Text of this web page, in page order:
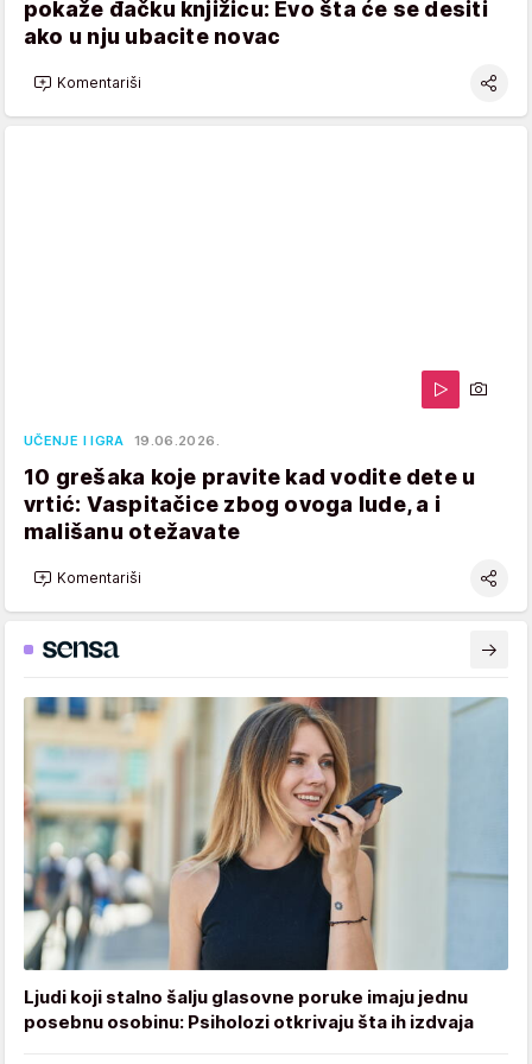
pokaže đačku knjižicu: Evo šta će se desiti
ako u nju ubacite novac
Komentariši
UČENJE I IGRA 19.06.2026.
10 grešaka koje pravite kad vodite dete u
vrtić: Vaspitačice zbog ovoga lude, a i
mališanu otežavate
Komentariši
Ljudi koji stalno šalju glasovne poruke imaju jednu
posebnu osobinu: Psiholozi otkrivaju šta ih izdvaja